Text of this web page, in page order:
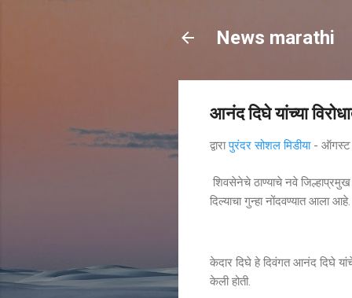
News marathi
आनंद दिघे यांच्या
द्वारापुरंदर सोशल मिडीया - ऑगस्ट
शिवसेनेचे ठाण्याचे नवे
दिल्याचा गुन्हा नोंदवण्यात आला आहे.
केदार दिघे हे दिवंगत आनंद दिघे यांचे
केली होती.